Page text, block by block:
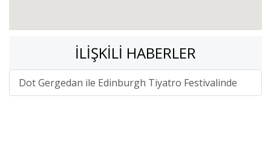
İLIŞKILI HABERLER
Dot Gergedan ile Edinburgh Tiyatro Festivalinde